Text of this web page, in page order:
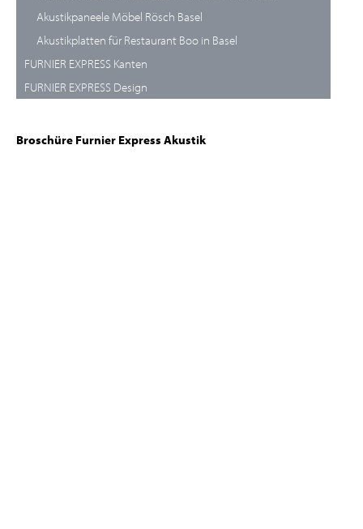
Akustikpaneele Möbel Rösch Basel
Akustikplatten für Restaurant Boo in Basel
FURNIER EXPRESS Kanten
FURNIER EXPRESS Design
Broschüre Furnier Express Akustik